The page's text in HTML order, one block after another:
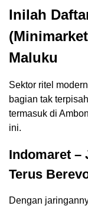
Inilah
Maluku
Sektor ritel
bagian tak
termasuk di
ini.
Indomaret –
Terus
Dengan